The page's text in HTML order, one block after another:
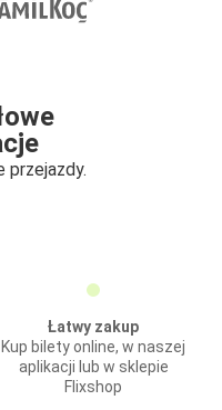
przejazdy.
Łatwy zakup
Kup bilety online, w naszej
aplikacji lub w sklepie
Flixshop